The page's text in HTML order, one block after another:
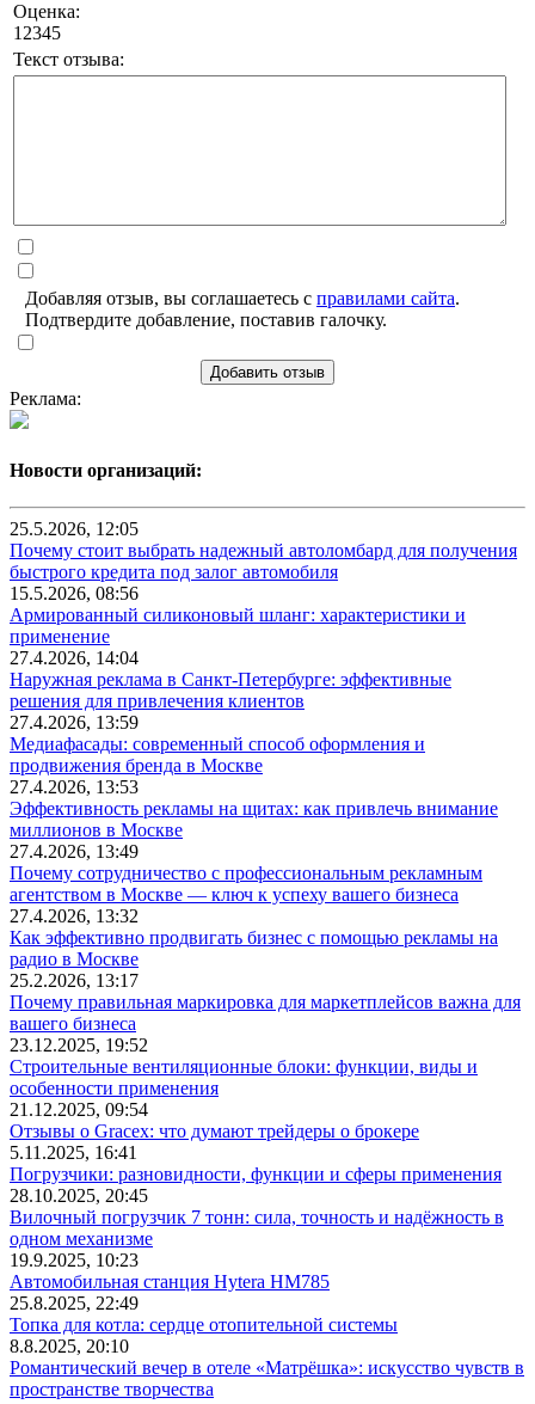
Оценка:
1 2345
Текст отзыва:
Добавляя отзыв, вы соглашаетесь с правилами сайта.
Подтвердите добавление, поставив галочку.
Добавить отзыв
Реклама:
Новости организаций:
25.5.2026, 12:05
Почему стоит выбрать надежный автоломбард для получения
быстрого кредита под залог автомобиля
15.5.2026, 08:56
Армированный силиконовый шланг: характеристики и
применение
27.4.2026, 14:04
Наружная реклама в Санкт-Петербурге: эффективные
решения для привлечения клиентов
27.4.2026, 13:59
Медиафасады: современный способ оформления и
продвижения бренда в Москве
27.4.2026, 13:53
Эффективность рекламы на щитах: как привлечь внимание
миллионов в Москве
27.4.2026, 13:49
Почему сотрудничество с профессиональным рекламным
агентством в Москве — ключ к успеху вашего бизнеса
27.4.2026, 13:32
Как эффективно продвигать бизнес с помощью рекламы на
радио в Москве
25.2.2026, 13:17
Почему правильная маркировка для маркетплейсов важна для
вашего бизнеса
23.12.2025, 19:52
Строительные вентиляционные блоки: функции, виды и
особенности применения
21.12.2025, 09:54
Отзывы о Gracex: что думают трейдеры о брокере
5.11.2025, 16:41
Погрузчики: разновидности, функции и сферы применения
28.10.2025, 20:45
Вилочный погрузчик 7 тонн: сила, точность и надёжность в
одном механизме
19.9.2025, 10:23
Автомобильная станция Hytera HM785
25.8.2025, 22:49
Топка для котла: сердце отопительной системы
8.8.2025, 20:10
Романтический вечер в отеле «Матрёшка»: искусство чувств в
пространстве творчества